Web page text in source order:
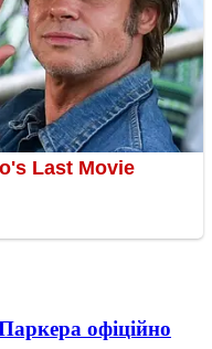
офіційно